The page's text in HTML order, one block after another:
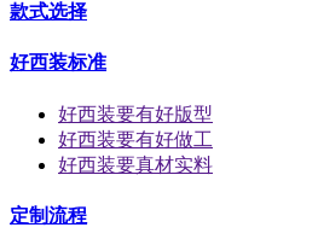
款式选择
好西装标准
好西装要有好版型
好西装要有好做工
好西装要真材实料
定制流程